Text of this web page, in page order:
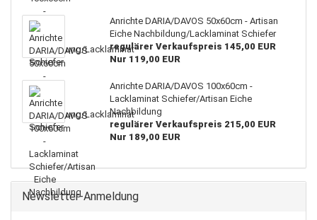
Anrichte DARIA/DAVOS 50x60cm - Artisan
Eiche Nachbildung/Lacklaminat Schiefer
regulärer Verkaufspreis 145,00 EUR
Nur 119,00 EUR
Anrichte DARIA/DAVOS 100x60cm -
Lacklaminat Schiefer/Artisan Eiche
Nachbildung
regulärer Verkaufspreis 215,00 EUR
Nur 189,00 EUR
Newsletter-Anmeldung